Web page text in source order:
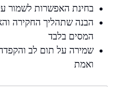
בחינת האפשרות לשמור
הבנה שתהליך החקירה
המסים בלבד
שמירה על תום לב
ואמת